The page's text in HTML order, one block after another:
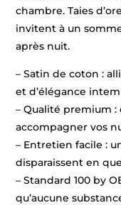
chambre. Taies
invitent à un
après nuit.
– Satin de coton :
et d’élégance
– Qualité premium
accompagner vos
– Entretien facile :
disparaissent en
– Standard 100 by
qu’aucune